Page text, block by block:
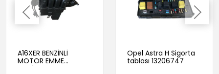
A16XER BENZİNLİ
MOTOR EMME
MANİFOLTU
Opel Astra H Sigorta
tablası 13206747